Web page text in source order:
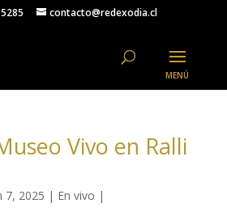
contacto@redexodia.cl
Vivo en Ralli
7, 2025 | En vivo |